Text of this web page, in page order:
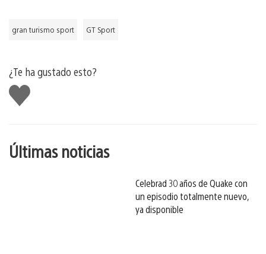
gran turismo sport GT Sport
¿Te ha gustado esto?
Me
gusta
Últimas noticias
Celebrad 30 años de Quake con
un episodio totalmente nuevo,
ya disponible